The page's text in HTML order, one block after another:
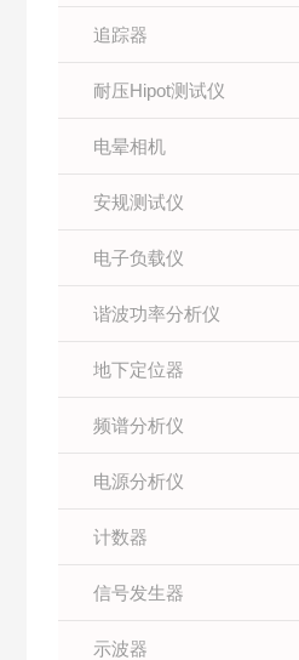
追踪器
耐压Hipot测试仪
电晕相机
安规测试仪
电子负载仪
谐波功率分析仪
地下定位器
频谱分析仪
电源分析仪
计数器
信号发生器
示波器